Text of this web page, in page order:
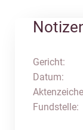
Gericht:
Datum:
Fundstelle: